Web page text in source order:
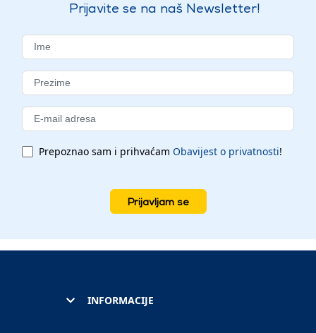
Prijavite se na naš Newsletter!
Prepoznao sam i prihvaćam Obavijest o privatnosti!
Prijavljam se
INFORMACIJE